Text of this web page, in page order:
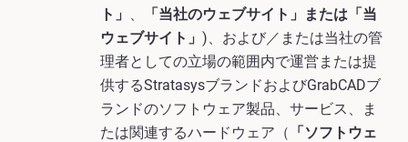
ト」 、
「当社のウェブサイト」または「当
ウェブサイト」 )、および／または当社の管
理者としての立場の範囲内で運営または提
供するStratasysブランドおよびGrabCADブ
ランドのソフトウェア製品、サービス、ま
たは関連するハードウェア（ 「ソフトウェ